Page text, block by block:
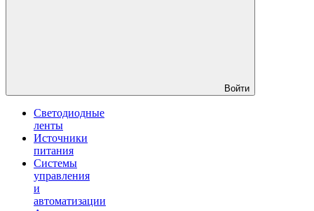
Войти
Светодиодные
ленты
Источники
питания
Системы
управления
и
автоматизации